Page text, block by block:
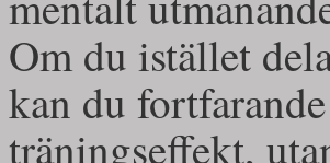
Om du istället
kan du
träningseffekt,